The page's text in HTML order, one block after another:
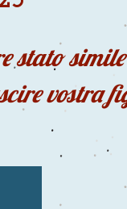
stato
vostra